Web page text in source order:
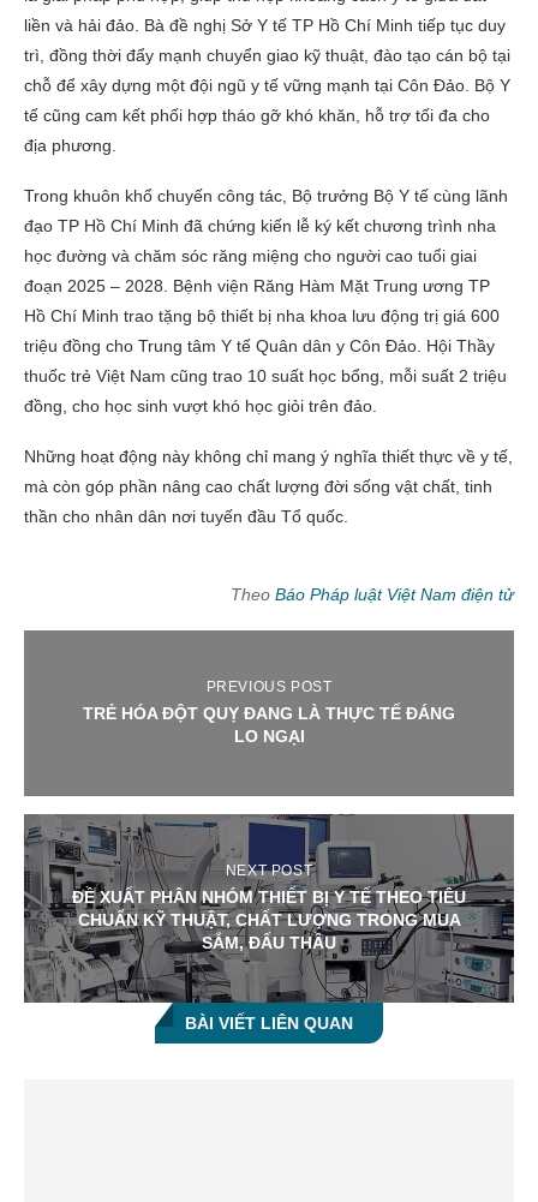
liền và hải đảo. Bà đề nghị Sở Y tế TP Hồ Chí Minh tiếp tục duy
trì, đồng thời đẩy mạnh chuyển giao kỹ thuật, đào tạo cán bộ tại
chỗ để xây dựng một đội ngũ y tế vững mạnh tại Côn Đảo. Bộ Y
tế cũng cam kết phối hợp tháo gỡ khó khăn, hỗ trợ tối đa cho
địa phương.
Trong khuôn khổ chuyến công tác, Bộ trưởng Bộ Y tế cùng lãnh
đạo TP Hồ Chí Minh đã chứng kiến lễ ký kết chương trình nha
học đường và chăm sóc răng miệng cho người cao tuổi giai
đoạn 2025 – 2028. Bệnh viện Răng Hàm Mặt Trung ương TP
Hồ Chí Minh trao tặng bộ thiết bị nha khoa lưu động trị giá 600
triệu đồng cho Trung tâm Y tế Quân dân y Côn Đảo. Hội Thầy
thuốc trẻ Việt Nam cũng trao 10 suất học bổng, mỗi suất 2 triệu
đồng, cho học sinh vượt khó học giỏi trên đảo.
Những hoạt động này không chỉ mang ý nghĩa thiết thực về y tế,
mà còn góp phần nâng cao chất lượng đời sống vật chất, tinh
thần cho nhân dân nơi tuyến đầu Tổ quốc.
Theo Báo Pháp luật Việt Nam điện tử
PREVIOUS POST
TRẺ HÓA ĐỘT QUỴ ĐANG LÀ THỰC TẾ ĐÁNG
LO NGẠI
NEXT POST
ĐỀ XUẤT PHÂN NHÓM THIẾT BỊ Y TẾ THEO TIÊU
CHUẨN KỸ THUẬT, CHẤT LƯỢNG TRONG MUA
SẮM, ĐẤU THẦU
BÀI VIẾT LIÊN QUAN